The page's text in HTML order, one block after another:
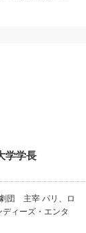
学学長
団 主宰 パリ、ロ
ィーズ・エンタ